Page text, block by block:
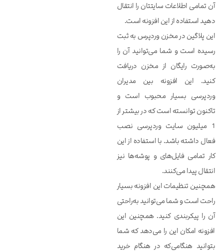
آن تمامی اطلاعات سایتتان را انتقال
دهید استفاده از این افزونه است.
این پلاگین در مخزن وردپرس به ثبت
رسیده است و شما می‌توانید آن را
به‌صورت رایگان از مخزن دریافت
کنید. این افزونه بین مدیران
وردپرسی بسیار محبوب است و
تاکنون توانسته است که در بیشتر از
1 میلیون سایت وردپرسی نصب
فعال داشته باشد. با استفاده از این
کار تمامی فایل‌های و پوشه‌ها نیز
انتقال پیدا می‌کنند.
همچنین تنظیمات این افزونه بسیار
راحت است و شما می‌توانید به‌راحتی
آن را پیکربندی کنید. همچنین این
افزونه امکان این را می‌دهد که شما
بتوانید هنگامی‌که در هنگام خرید